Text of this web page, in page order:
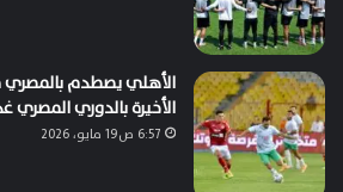
الأهلي يصطدم
الأخيرة بالدوري المصري
6:57 ص19 مايو، 2026